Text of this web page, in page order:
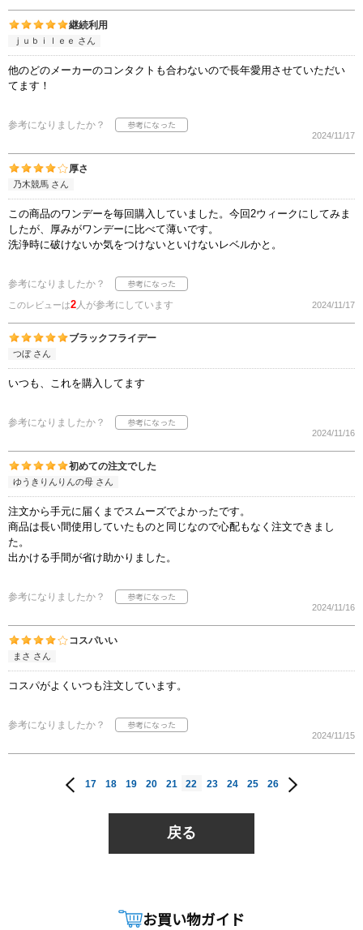
継続利用
ｊｕｂｉｌｅｅ さん
他のどのメーカーのコンタクトも合わないので長年愛用させていただい
てます！
参考になりましたか？
2024/11/17
厚さ
乃木競馬 さん
この商品のワンデーを毎回購入していました。今回2ウィークにしてみま
したが、厚みがワンデーに比べて薄いです。
洗浄時に破けないか気をつけないといけないレベルかと。
参考になりましたか？
このレビューは2人が参考にしています 2024/11/17
ブラックフライデー
つぼ さん
いつも、これを購入してます
参考になりましたか？
2024/11/16
初めての注文でした
ゆうきりんりんの母 さん
注文から手元に届くまでスムーズでよかったです。
商品は長い間使用していたものと同じなので心配もなく注文できまし
た。
出かける手間が省け助かりました。
参考になりましたか？
2024/11/16
コスパいい
まさ さん
コスパがよくいつも注文しています。
参考になりましたか？
2024/11/15
17 18 19 20 21 22 23 24 25 26
戻る
お買い物ガイド